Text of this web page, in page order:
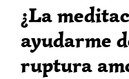
¿La
ayudarme
ruptura